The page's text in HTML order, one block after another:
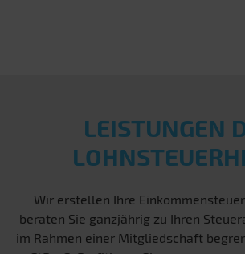
LEISTUNGEN
Wir erstellen Ihre
beraten Sie ganzjährig zu Ihren
im Rahmen einer Mitgliedschaft